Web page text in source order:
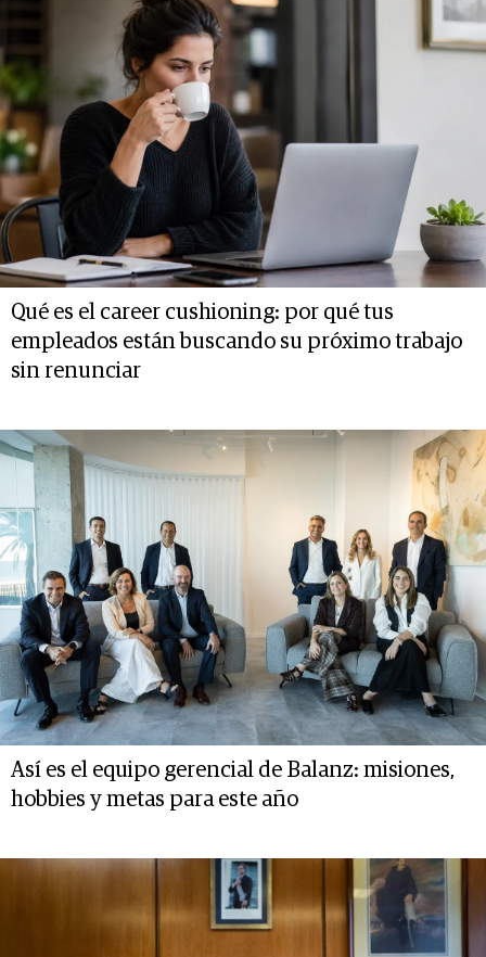
Qué es el career cushioning: por qué tus
empleados están buscando su próximo trabajo
sin renunciar
Así es el equipo gerencial de Balanz: misiones,
hobbies y metas para este año